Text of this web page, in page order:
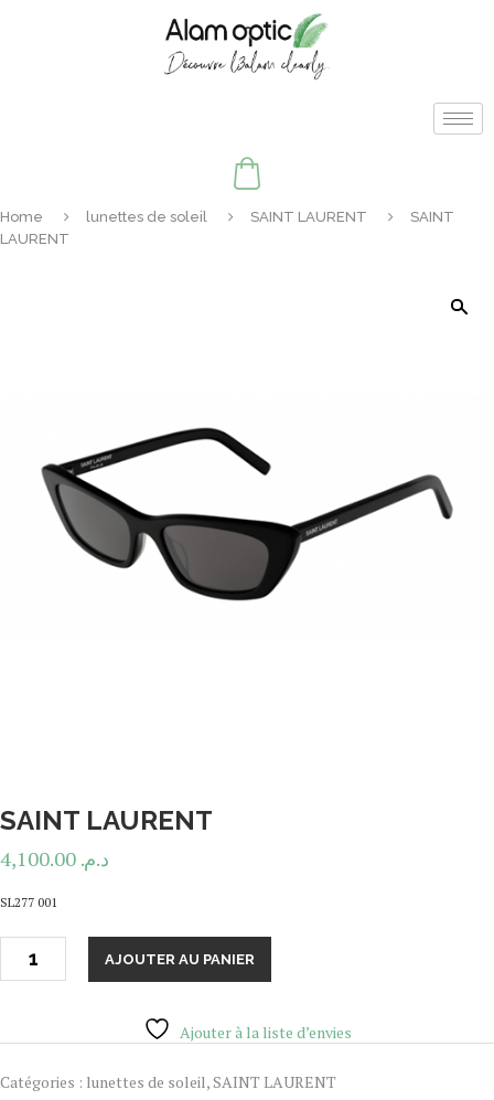
Home lunettes de soleil SAINT LAURENT
SAINT
LAURENT
SAINT LAURENT
د.م.
SL277 001
AJOUTER AU PANIER
Ajouter à la liste d’envies
Catégories : lunettes de soleil,SAINT LAURENT